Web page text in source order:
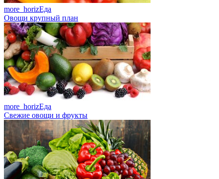
more_horizЕда
Овощи крупный план
more_horizЕда
Свежие овощи и фрукты